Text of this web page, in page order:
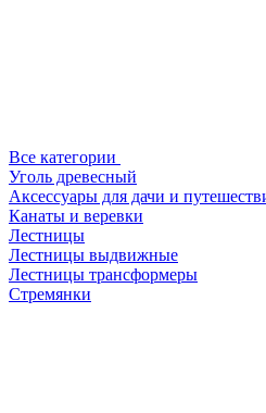
Все категории
Уголь древесный
Аксессуары для дачи и
Канаты и веревки
Лестницы
Лестницы выдвижные
Лестницы трансформеры
Стремянки